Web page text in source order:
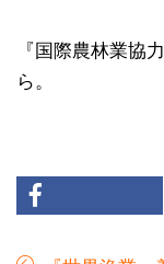
『国際農林業協
ら。